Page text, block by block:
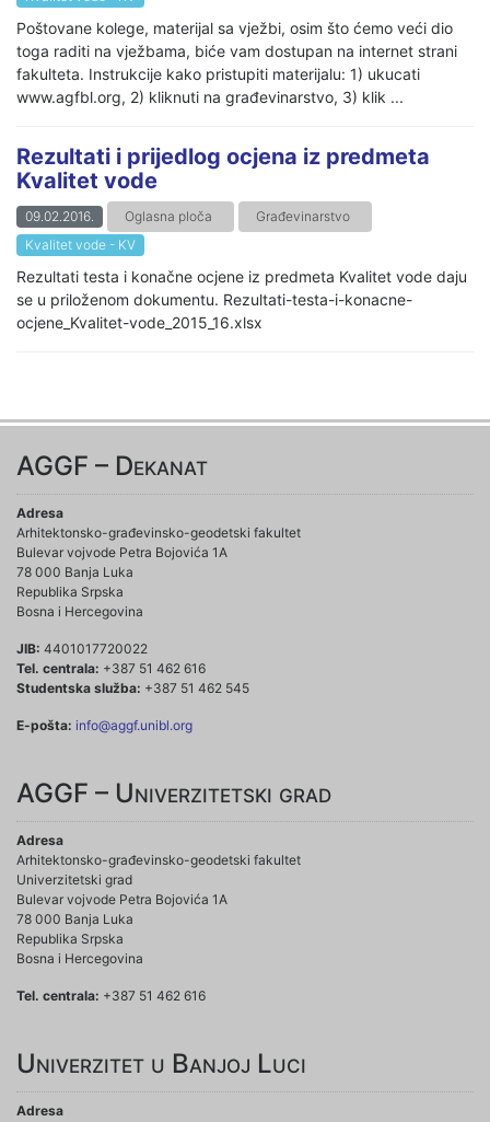
Poštovane kolege, materijal sa vježbi, osim što ćemo veći dio
toga raditi na vježbama, biće vam dostupan na internet strani
fakulteta. Instrukcije kako pristupiti materijalu: 1) ukucati
www.agfbl.org, 2) kliknuti na građevinarstvo, 3) klik ...
Rezultati i prijedlog ocjena iz predmeta
Kvalitet vode
09.02.2016. Oglasna ploča
Građevinarstvo
Kvalitet vode - KV
Rezultati testa i konačne ocjene iz predmeta Kvalitet vode daju
se u priloženom dokumentu. Rezultati-testa-i-konacne-
ocjene_Kvalitet-vode_2015_16.xlsx
AGGF – Dekanat
Adresa
Arhitektonsko-građevinsko-geodetski fakultet
Bulevar vojvode Petra Bojovića 1A
78 000 Banja Luka
Republika Srpska
Bosna i Hercegovina
JIB: 4401017720022
Tel. centrala: +387 51 462 616
Studentska služba: +387 51 462 545
E-pošta: info@aggf.unibl.org
AGGF – Univerzitetski grad
Adresa
Arhitektonsko-građevinsko-geodetski fakultet
Univerzitetski grad
Bulevar vojvode Petra Bojovića 1A
78 000 Banja Luka
Republika Srpska
Bosna i Hercegovina
Tel. centrala: +387 51 462 616
Univerzitet u Banjoj Luci
Adresa